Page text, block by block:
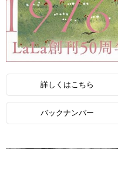
詳しくはこちら
バックナンバー